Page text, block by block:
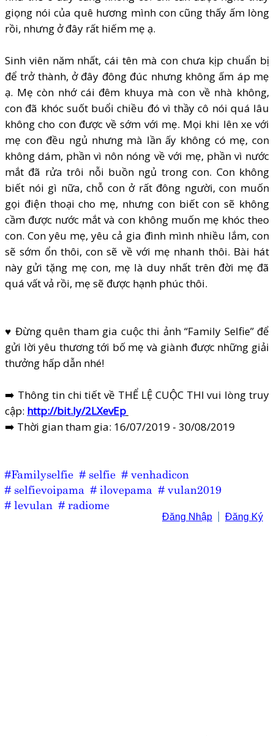
giọng nói của quê hương mình con cũng thấy ấm lòng
rồi, nhưng ở đây rất hiếm mẹ ạ.
Sinh viên năm nhất, cái tên mà con chưa kịp chuẩn bị
để trở thành, ở đây đông đúc nhưng không ấm áp mẹ
ạ. Mẹ còn nhớ cái đêm khuya mà con về nhà không,
con đã khóc suốt buổi chiều đó vì thầy cô nói quá lâu
không cho con được về sớm với mẹ. Mọi khi lên xe với
mẹ con đều ngủ nhưng mà lần ấy không có mẹ, con
không dám, phần vì nôn nóng về với mẹ, phần vì nước
mắt đã rửa trôi nỗi buồn ngủ trong con. Con không
biết nói gì nữa, chỗ con ở rất đông người, con muốn
gọi điện thoại cho mẹ, nhưng con biết con sẽ không
cầm được nước mắt và con không muốn mẹ khóc theo
con. Con yêu mẹ, yêu cả gia đình mình nhiều lắm, con
sẽ sớm ổn thôi, con sẽ về với mẹ nhanh thôi. Bài hát
này gửi tặng mẹ con, mẹ là duy nhất trên đời mẹ đã
quá vất vả rồi, mẹ sẽ được hạnh phúc thôi.
♥ Đừng quên tham gia cuộc thi ảnh “Family Selfie” để
gửi lời yêu thương tới bố mẹ và giành được những giải
thưởng hấp dẫn nhé!
➡️ Thông tin chi tiết về THỂ LỆ CUỘC THI vui lòng truy
cập: http://bit.ly/2LXevEp
➡️ Thời gian tham gia: 16/07/2019 - 30/08/2019
#Familyselfie # selfie # venhadicon
# selfievoipama # ilovepama # vulan2019
# levulan # radiome
Đăng Nhập Đăng Ký